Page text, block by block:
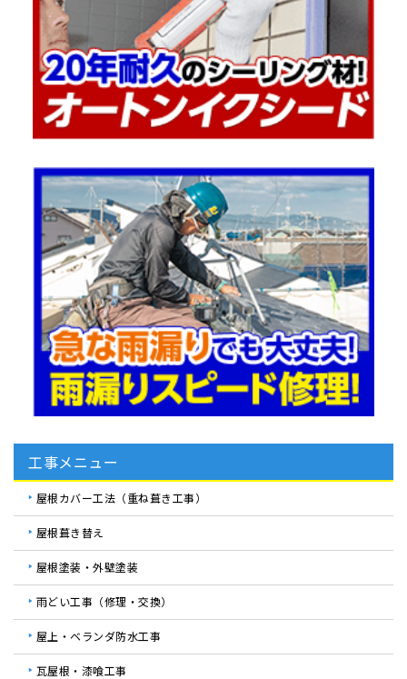
工事メニュー
屋根カバー工法（重ね葺き工事）
屋根葺き替え
屋根塗装・外壁塗装
雨どい工事（修理・交換）
屋上・ベランダ防水工事
瓦屋根・漆喰工事